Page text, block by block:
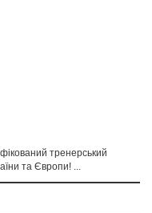
тренерський
та Європи! ...